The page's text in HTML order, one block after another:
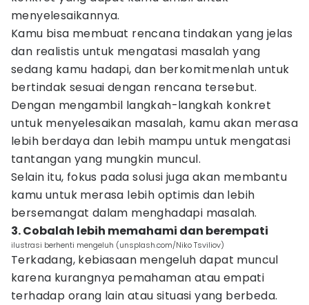
menyelesaikannya.
Kamu bisa membuat rencana tindakan yang jelas
dan realistis untuk mengatasi masalah yang
sedang kamu hadapi, dan berkomitmenlah untuk
bertindak sesuai dengan rencana tersebut.
Dengan mengambil langkah-langkah konkret
untuk menyelesaikan masalah, kamu akan merasa
lebih berdaya dan lebih mampu untuk mengatasi
tantangan yang mungkin muncul.
Selain itu, fokus pada solusi juga akan membantu
kamu untuk merasa lebih optimis dan lebih
bersemangat dalam menghadapi masalah.
3. Cobalah lebih memahami dan berempati
ilustrasi berhenti mengeluh (unsplash.com/Niko Tsviliov)
Terkadang, kebiasaan mengeluh dapat muncul
karena kurangnya pemahaman atau empati
terhadap orang lain atau situasi yang berbeda.